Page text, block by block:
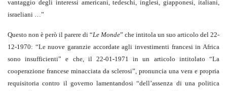
vantaggio degli interessi americani, tedeschi, inglesi, giapponesi, italiani,
israeliani …”
Questo non è però il parere di “Le Monde” che intitola un suo articolo del 22-
12-1970: “Le nuove garanzie accordate agli investimenti francesi in Africa
sono insufficienti” e che, il 22-01-1971 in un articolo intitolato “La
cooperazione francese minacciata da sclerosi”, pronuncia una vera e propria
requisitoria contro il governo lamentandosi “dell’assenza di una politica